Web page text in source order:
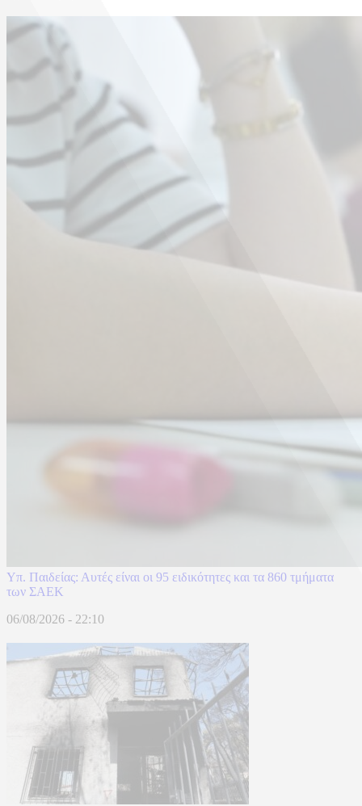
Υπ. Παιδείας: Αυτές είναι οι 95 ειδικότητες και τα 860 τμήματα
των ΣΑΕΚ
06/08/2026 - 22:10